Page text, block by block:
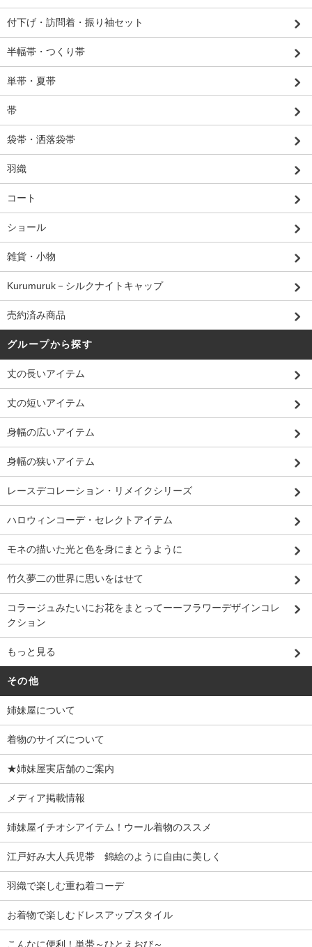
付下げ・訪問着・振り袖セット
半幅帯・つくり帯
単帯・夏帯
帯
袋帯・洒落袋帯
羽織
コート
ショール
雑貨・小物
Kurumuruk－シルクナイトキャップ
売約済み商品
グループから探す
丈の長いアイテム
丈の短いアイテム
身幅の広いアイテム
身幅の狭いアイテム
レースデコレーション・リメイクシリーズ
ハロウィンコーデ・セレクトアイテム
モネの描いた光と色を身にまとうように
竹久夢二の世界に思いをはせて
コラージュみたいにお花をまとってーーフラワーデザインコレ
クション
もっと見る
その他
姉妹屋について
着物のサイズについて
★姉妹屋実店舗のご案内
メディア掲載情報
姉妹屋イチオシアイテム！ウール着物のススメ
江戸好み大人兵児帯 錦絵のように自由に美しく
羽織で楽しむ重ね着コーデ
お着物で楽しむドレスアップスタイル
こんなに便利！単帯～ひとえおび～